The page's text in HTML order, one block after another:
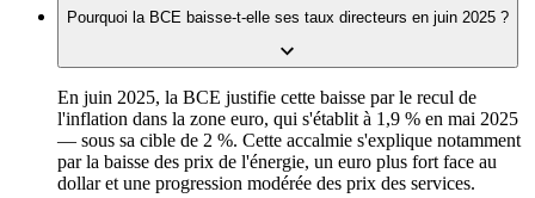
Pourquoi la BCE baisse-t-elle ses taux directeurs en juin 2025 ?
En juin 2025, la BCE justifie cette baisse par le recul de
l'inflation dans la zone euro, qui s'établit à 1,9 % en mai 2025
— sous sa cible de 2 %. Cette accalmie s'explique notamment
par la baisse des prix de l'énergie, un euro plus fort face au
dollar et une progression modérée des prix des services.